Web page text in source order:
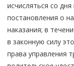
исчисляться со
постановления о
наказания; в
в законную силу
права управления